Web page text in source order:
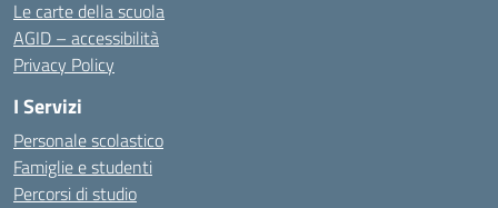
Le carte della scuola
AGID – accessibilità
Privacy Policy
I Servizi
Personale scolastico
Famiglie e studenti
Percorsi di studio